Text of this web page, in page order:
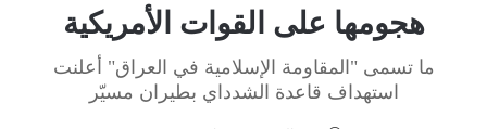
هجومها على القوات الأمريكية
ما تسمى "المقاومة الإسلامية في العراق" أعلنت
استهداف قاعدة الشدداي بطيران مسيّر